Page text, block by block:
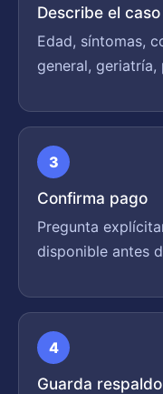
Describe el caso
Edad, síntomas,
general,
3
Confirma pago
Pregunta
disponible antes
4
Guarda respaldo